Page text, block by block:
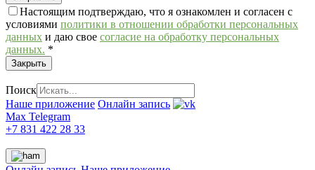
Настоящим подтверждаю, что я ознакомлен и согласен с
условиями политики в отношении обработки персональных
данных и даю свое согласие на обработку персональных
данных. *
Закрыть
Поиск
Наше приложение Онлайн запись
Max Telegram
+7 831 422 28 33